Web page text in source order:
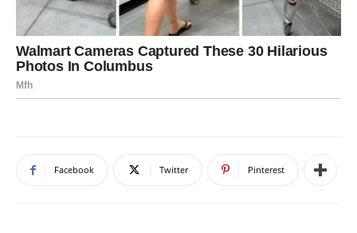
Facebook Twitter Pinterest